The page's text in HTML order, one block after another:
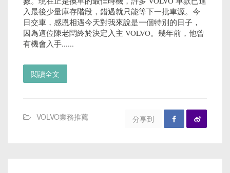
入最後少量庫存階段，錯過就只能等下一批車源。今
日交車，感恩相遇今天對我來說是一個特別的日子，
因為這位陳老闆終於決定入主 VOLVO。幾年前，他曾
有機會入手......
閱讀全文
VOLVO業務推薦 分享到